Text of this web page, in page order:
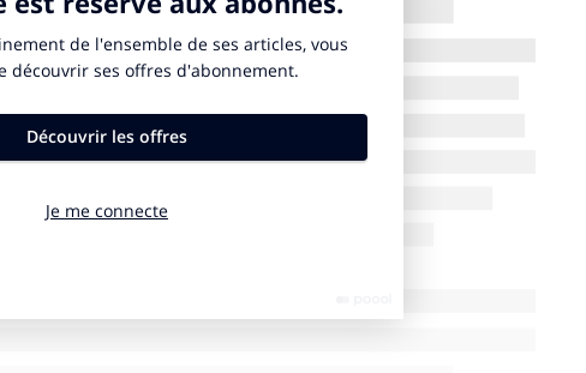
on parle peu, sous-exposée dans les publicités ou
quand la cible visée par la pub est plutôt jeune, soit de
physiques de l’âge, quand la cible visée est
se revendiquer plus jeunes qu’ils ne le sont, du
l’on est ».